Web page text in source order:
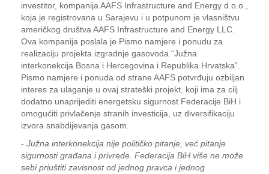
investitor, kompanija AAFS Infrastructure and Energy d.o.o.,
koja je registrovana u Sarajevu i u potpunom je vlasništvu
američkog društva AAFS Infrastructure and Energy LLC.
Ova kompanija poslala je Pismo namjere i ponudu za
realizaciju projekta izgradnje gasovoda “Južna
interkonekcija Bosna i Hercegovina i Republika Hrvatska”.
Pismo namjere i ponuda od strane AAFS potvrđuju ozbiljan
interes za ulaganje u ovaj strateški projekt, koji ima za cilj
dodatno unaprijediti energetsku sigurnost Federacije BiH i
omogućiti privlačenje stranih investicija, uz diversifikaciju
izvora snabdijevanja gasom.
- Južna interkonekcija nije političko pitanje, već pitanje
sigurnosti građana i privrede. Federacija BiH više ne može
sebi priuštiti zavisnost od jednog pravca i jednog